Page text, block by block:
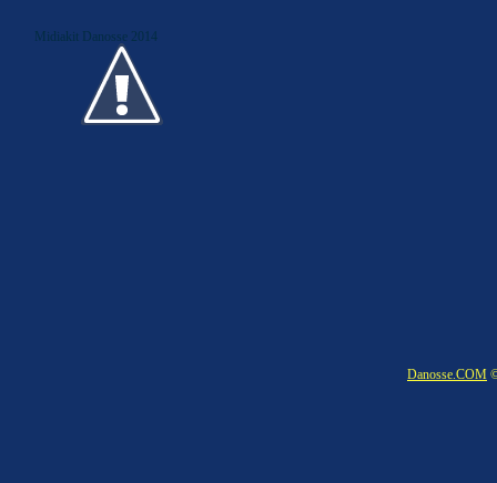
Midiakit Danosse 2014
Danosse.COM